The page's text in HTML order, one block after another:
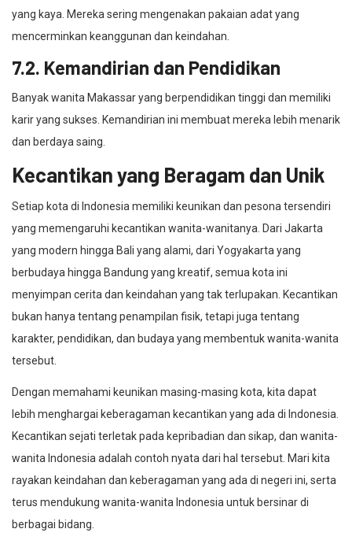
yang kaya. Mereka sering mengenakan pakaian adat yang
mencerminkan keanggunan dan keindahan.
7.2. Kemandirian dan Pendidikan
Banyak wanita Makassar yang berpendidikan tinggi dan memiliki
karir yang sukses. Kemandirian ini membuat mereka lebih menarik
dan berdaya saing.
Kecantikan yang Beragam dan Unik
Setiap kota di Indonesia memiliki keunikan dan pesona tersendiri
yang memengaruhi kecantikan wanita-wanitanya. Dari Jakarta
yang modern hingga Bali yang alami, dari Yogyakarta yang
berbudaya hingga Bandung yang kreatif, semua kota ini
menyimpan cerita dan keindahan yang tak terlupakan. Kecantikan
bukan hanya tentang penampilan fisik, tetapi juga tentang
karakter, pendidikan, dan budaya yang membentuk wanita-wanita
tersebut.
Dengan memahami keunikan masing-masing kota, kita dapat
lebih menghargai keberagaman kecantikan yang ada di Indonesia.
Kecantikan sejati terletak pada kepribadian dan sikap, dan wanita-
wanita Indonesia adalah contoh nyata dari hal tersebut. Mari kita
rayakan keindahan dan keberagaman yang ada di negeri ini, serta
terus mendukung wanita-wanita Indonesia untuk bersinar di
berbagai bidang.